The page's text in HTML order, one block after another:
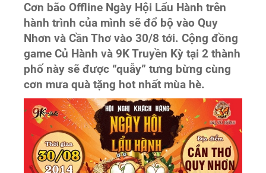
Cơn bão Offline Ngày Hội Lẩu Hành trên
hành trình của mình sẽ đổ bộ vào Quy
Nhơn và Cần Thơ vào 30/8 tới. Cộng đồng
game Củ Hành và 9K Truyền Kỳ tại 2 thành
phố này sẽ được “quẫy” tưng bừng cùng
cơn mưa quà tặng hot nhất mùa hè.